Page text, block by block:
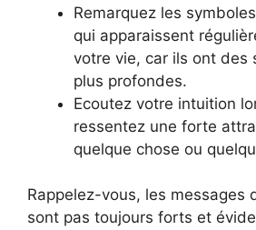
Remarquez les
qui apparaissent
votre vie, car ils ont des
plus profondes.
Ecoutez votre intuition
ressentez une forte
quelque chose ou
Rappelez-vous, les messages
sont pas toujours forts et